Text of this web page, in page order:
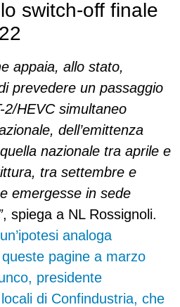
switch-off finale
appaia, allo stato,
prevedere un passaggio
2/HEVC simultaneo
dell’emittenza
nazionale tra aprile e
tra settembre e
emergesse in sede
, spiega a NL Rossignoli.
analoga
pagine a marzo
presidente
di Confindustria, che